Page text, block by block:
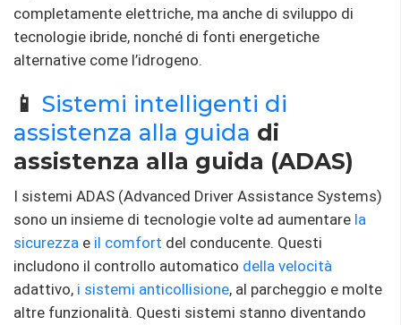
completamente elettriche, ma anche di sviluppo di
tecnologie ibride, nonché di fonti energetiche
alternative come l’idrogeno.
📱 Sistemi intelligenti di
assistenza alla guida di
assistenza alla guida (ADAS)
I sistemi ADAS (Advanced Driver Assistance Systems)
sono un insieme di tecnologie volte ad aumentare la
sicurezza e il comfort del conducente. Questi
includono il controllo automatico della velocità
adattivo, i sistemi anticollisione, al parcheggio e molte
altre funzionalità. Questi sistemi stanno diventando